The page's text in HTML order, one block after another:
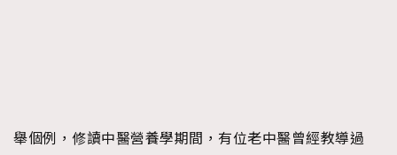
舉個例，修讀中醫營養學期間，有位老中醫曾經教導過